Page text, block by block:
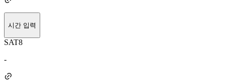
시간 입력
SAT8
-